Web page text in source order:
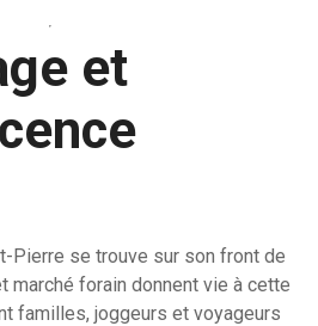
et
Pierre se trouve sur son front de
marché forain donnent vie à cette
familles, joggeurs et voyageurs